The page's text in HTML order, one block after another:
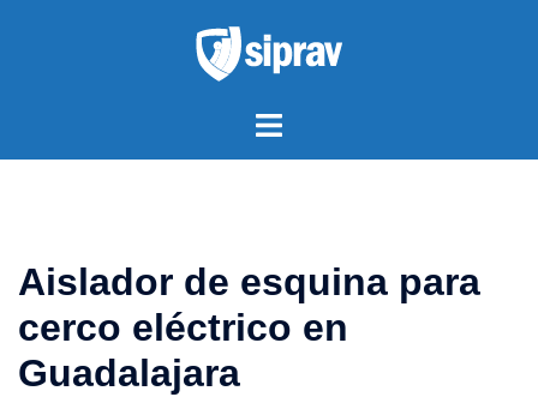
Alternar
Aislador de esquina para
cerco eléctrico en
Guadalajara